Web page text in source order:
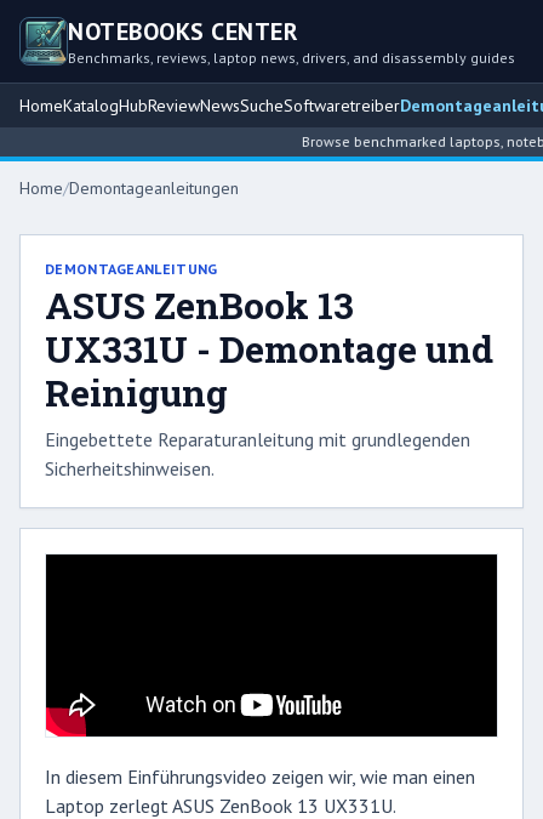
NOTEBOOKS CENTER
Benchmarks, reviews, laptop news, drivers, and disassembly guides
HomeKatalogHubReviewNewsSucheSoftwaretreiber
Browse benchmarked laptops,
Home/Demontageanleitungen
DEMONTAGEANLEITUNG
ASUS ZenBook 13
UX331U - Demontage und
Reinigung
Eingebettete Reparaturanleitung mit grundlegenden
Sicherheitshinweisen.
In diesem Einführungsvideo zeigen wir, wie man einen
Laptop zerlegt ASUS ZenBook 13 UX331U.